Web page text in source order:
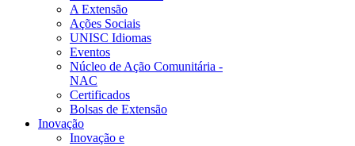
A Extensão
Ações Sociais
UNISC Idiomas
Eventos
Núcleo de Ação Comunitária -
NAC
Certificados
Bolsas de Extensão
Inovação
Inovação e